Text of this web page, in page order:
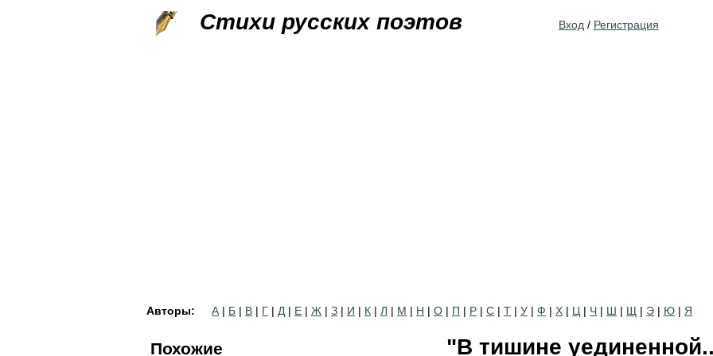
Стихи русских поэтов Вход / Регистрация
Авторы: А | Б | В | Г | Д | Е | Ж | З | И | К | Л | М | Н | О | П | Р | С | Т | У | Ф | Х | Ц | Ч | Ш | Щ | Э | Ю | Я
"В тишине
Похожие